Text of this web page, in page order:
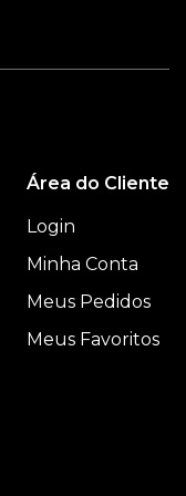
Área do Cliente
Login
Minha Conta
Meus Pedidos
Meus Favoritos